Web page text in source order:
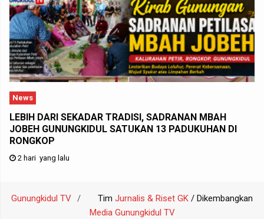
News
LEBIH DARI SEKADAR TRADISI, SADRANAN MBAH
JOBEH GUNUNGKIDUL SATUKAN 13 PADUKUHAN DI
RONGKOP
2 hari yang lalu
Gunungkidul TV Tim Jurnalis & Riset GK / Dikembangkan
Media Gunungkidul TV